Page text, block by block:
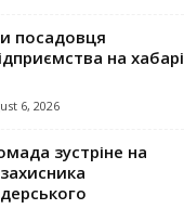
посадовця
на хабарі
6, 2026
зустріне на